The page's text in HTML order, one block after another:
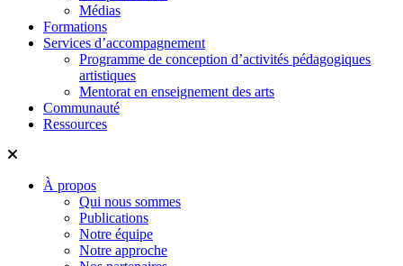
Médias
Formations
Services d’accompagnement
Programme de conception d’activités pédagogiques
artistiques
Mentorat en enseignement des arts
Communauté
Ressources
À propos
Qui nous sommes
Publications
Notre équipe
Notre approche